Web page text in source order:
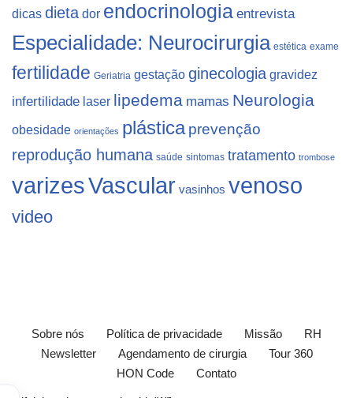
dicas dieta dor endocrinologia entrevista
Especialidade: Neurocirurgia estética exame
fertilidade Geriatria gestação ginecologia gravidez
infertilidade laser lipedema mamas Neurologia
obesidade orientações plástica prevenção
reprodução humana saúde sintomas tratamento trombose
varizesVascular vasinhos venoso
video
Sobre nós Política de privacidade Missão
RH
Newsletter
Agendamento de cirurgia
Tour 360
HON Code
Contato